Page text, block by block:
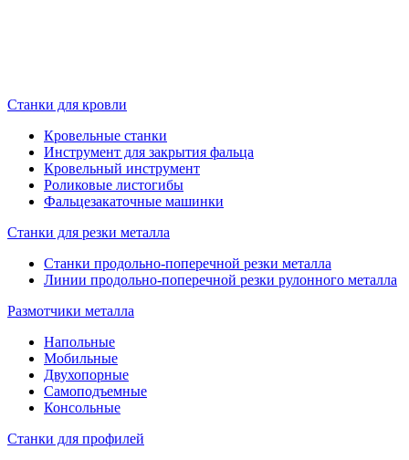
Станки для кровли
Кровельные станки
Инструмент для закрытия фальца
Кровельный инструмент
Роликовые листогибы
Фальцезакаточные машинки
Станки для резки металла
Станки продольно-поперечной резки металла
Линии продольно-поперечной резки рулонного металла
Размотчики металла
Напольные
Мобильные
Двухопорные
Самоподъемные
Консольные
Станки для профилей